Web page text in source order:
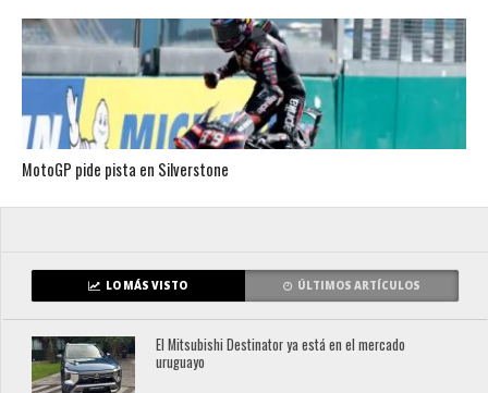
MotoGP pide pista en Silverstone
LO MÁS VISTO ÚLTIMOS ARTÍCULOS
El Mitsubishi Destinator ya está en el mercado
uruguayo